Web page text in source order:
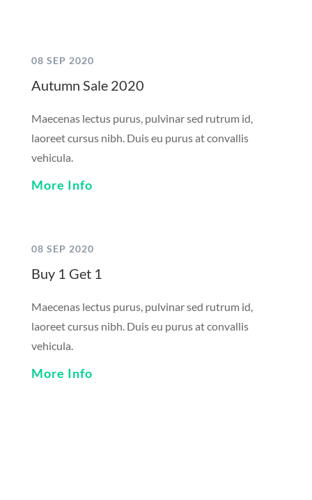
08 SEP 2020
Autumn Sale 2020
Maecenas lectus purus, pulvinar sed rutrum id,
laoreet cursus nibh. Duis eu purus at convallis
vehicula.
More Info
08 SEP 2020
Buy 1 Get 1
Maecenas lectus purus, pulvinar sed rutrum id,
laoreet cursus nibh. Duis eu purus at convallis
vehicula.
More Info